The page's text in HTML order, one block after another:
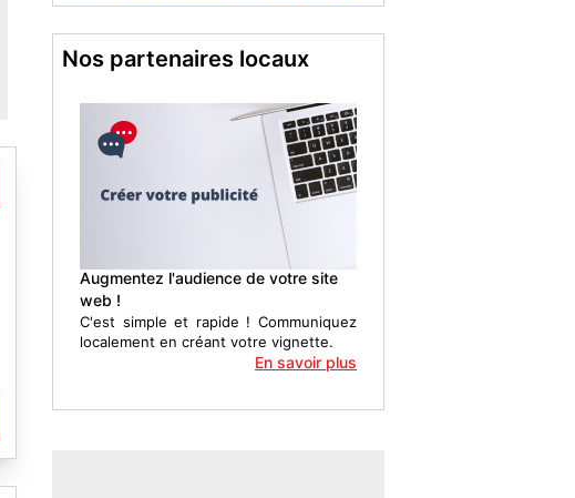
Nos partenaires locaux
Augmentez l'audience de votre site
web !
C'est simple et rapide ! Communiquez
localement en créant votre vignette.
En savoir plus